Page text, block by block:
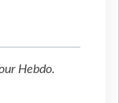
Hebdo.